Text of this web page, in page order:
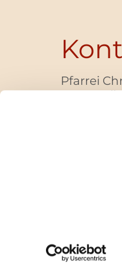
Pfarrei
+49 (0)30 /
IBAN DE62